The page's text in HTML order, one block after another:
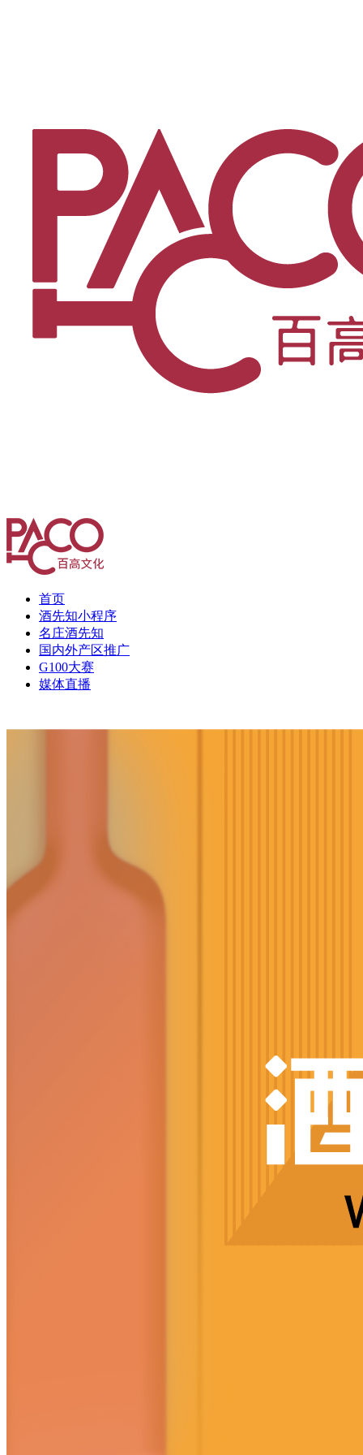
首页
酒先知小程序
名庄酒先知
国内外产区推广
G100大赛
媒体直播